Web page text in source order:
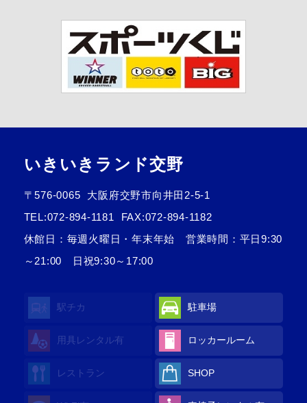
いきいきランド交野
〒576-0065
大阪府交野市向井田2-5-1
TEL:072-894-1181
FAX:072-894-1182
休館日：毎週火曜日・年末年始 営業時間：平日9:30
～21:00 日祝9:30～17:00
駅チカ 駐車場
用具レンタル有 ロッカールーム
レストラン SHOP